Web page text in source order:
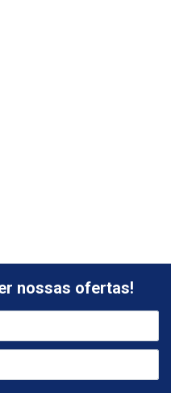
nossas ofertas!